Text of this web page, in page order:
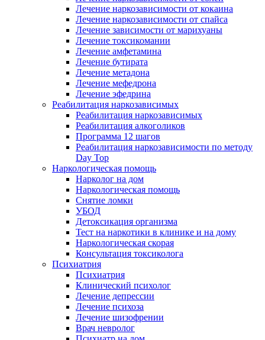
Лечение наркозависимости от кокаина
Лечение наркозависимости от спайса
Лечение зависимости от марихуаны
Лечение токсикомании
Лечение амфетамина
Лечение бутирата
Лечение метадона
Лечение мефедрона
Лечение эфедрина
Реабилитация наркозависимых
Реабилитация наркозависимых
Реабилитация алкоголиков
Программа 12 шагов
Реабилитация наркозависимости по методу
Day Top
Наркологическая помощь
Нарколог на дом
Наркологическая помощь
Снятие ломки
УБОД
Детоксикация организма
Тест на наркотики в клинике и на дому
Наркологическая скорая
Консультация токсиколога
Психиатрия
Психиатрия
Клинический психолог
Лечение депрессии
Лечение психоза
Лечение шизофрении
Врач невролог